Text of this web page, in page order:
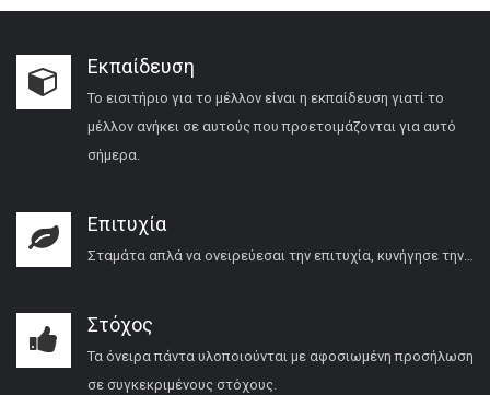
Εκπαίδευση
Το εισιτήριο για το μέλλον είναι η εκπαίδευση γιατί το
μέλλον ανήκει σε αυτούς που προετοιμάζονται για αυτό
σήμερα.
Επιτυχία
Σταμάτα απλά να ονειρεύεσαι την επιτυχία, κυνήγησε την…
Στόχος
Τα όνειρα πάντα υλοποιούνται με αφοσιωμένη προσήλωση
σε συγκεκριμένους στόχους.